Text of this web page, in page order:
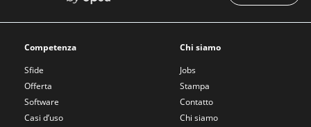
Competenza
Sfide
Offerta
Software
Casi d’uso
Chi siamo
Jobs
Stampa
Contatto
Chi siamo